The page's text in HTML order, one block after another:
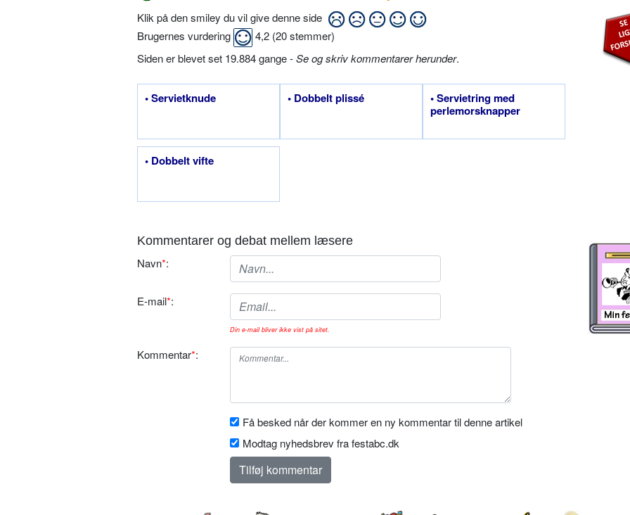
Klik på den smiley du vil give denne side
Brugernes vurdering
4,2 (20stemmer)
Siden er blevet set 19.884 gange -Se og skriv kommentarer herunder.
• Servietknude • Dobbelt plissé
• Servietring med
perlemorsknapper
• Dobbelt vifte
Kommentarer og debat mellem læsere
Navn*:
E-mail*:
Din e-mail bliver ikke vist på sitet.
Kommentar*:
Få besked når der kommer en ny kommentar til denne artikel
Modtag nyhedsbrev fra festabc.dk